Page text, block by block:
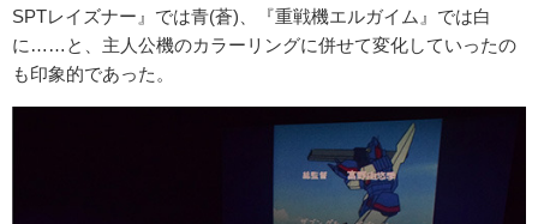
SPTレイズナー』では青(蒼)、『重戦機エルガイム』では白
に……と、主人公機のカラーリングに併せて変化していったの
も印象的であった。